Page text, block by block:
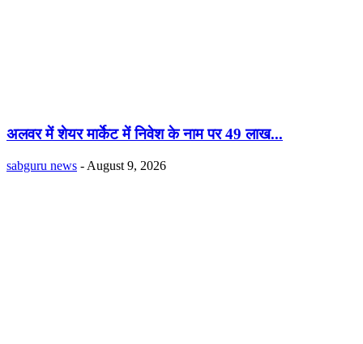
अलवर में शेयर मार्केट में निवेश के नाम पर 49 लाख...
sabguru news - August 9, 2026